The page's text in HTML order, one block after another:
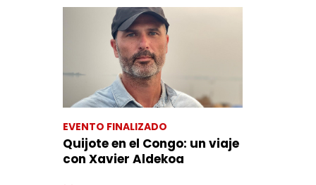
EVENTO FINALIZADO
Quijote en el Congo: un viaje
con Xavier Aldekoa